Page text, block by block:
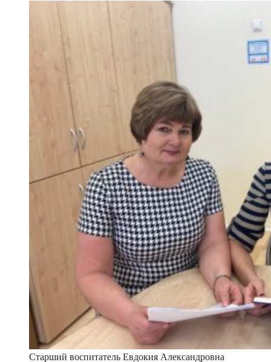
Старший воспитатель Евдокия Александровна